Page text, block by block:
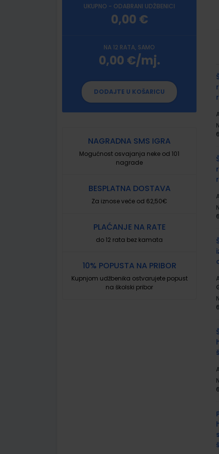
UKUPNO - ODABRANI UDŽBENICI
0,00 €
NA 12 RATA, SAMO
0,00 €/mj.
DODAJTE U KOŠARICU
NAGRADNA SMS IGRA
Mogućnost osvajanja neke od 101
nagrade
BESPLATNA DOSTAVA
Za iznose veće od 62,50€
PLAĆANJE NA RATE
do 12 rata bez kamata
10% POPUSTA NA PRIBOR
Kupnjom udžbenika ostvarujete popust
na školski pribor